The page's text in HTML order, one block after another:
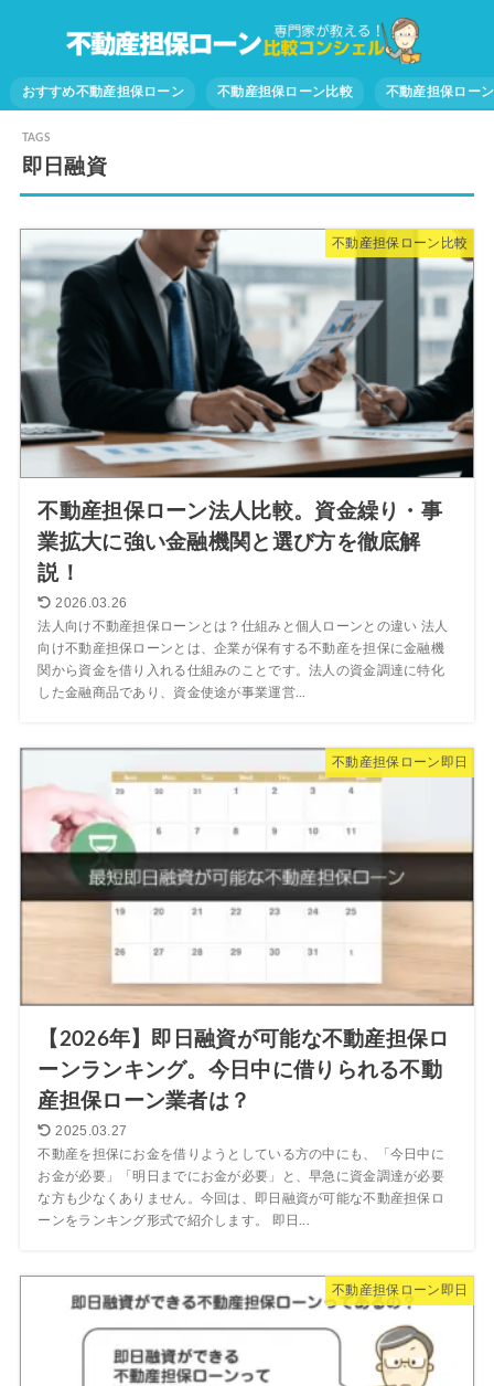
おすすめ不動産担保ローン 不動産担保ローン比較 不動産担保ロー
即日融資
不動産担保ローン比較
不動産担保ローン法人比較。資金繰り・事
業拡大に強い金融機関と選び方を徹底解
説！
2026.03.26
法人向け不動産担保ローンとは？仕組みと個人ローンとの違い 法人
向け不動産担保ローンとは、企業が保有する不動産を担保に金融機
関から資金を借り入れる仕組みのことです。法人の資金調達に特化
した金融商品であり、資金使途が事業運営...
不動産担保ローン即日
【2026年】即日融資が可能な不動産担保ロ
ーンランキング。今日中に借りられる不動
産担保ローン業者は？
2025.03.27
不動産を担保にお金を借りようとしている方の中にも、「今日中に
お金が必要」「明日までにお金が必要」と、早急に資金調達が必要
な方も少なくありません。今回は、即日融資が可能な不動産担保ロ
ーンをランキング形式で紹介します。 即日...
不動産担保ローン即日